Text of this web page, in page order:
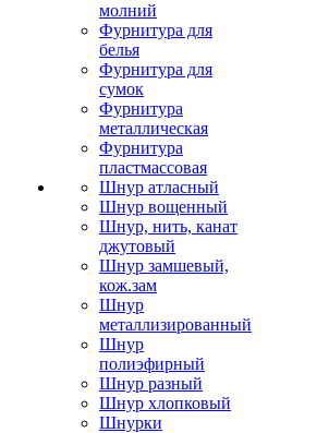
молний
Фурнитура для
белья
Фурнитура для
сумок
Фурнитура
металлическая
Фурнитура
пластмассовая
Шнур атласный
Шнур вощенный
Шнур, нить, канат
джутовый
Шнур замшевый,
кож.зам
Шнур
металлизированный
Шнур
полиэфирный
Шнур разный
Шнур хлопковый
Шнурки